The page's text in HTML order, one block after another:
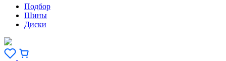
Подбор
Шины
Диски